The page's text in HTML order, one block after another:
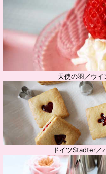
天使の羽／ウ
ドイツStadter／